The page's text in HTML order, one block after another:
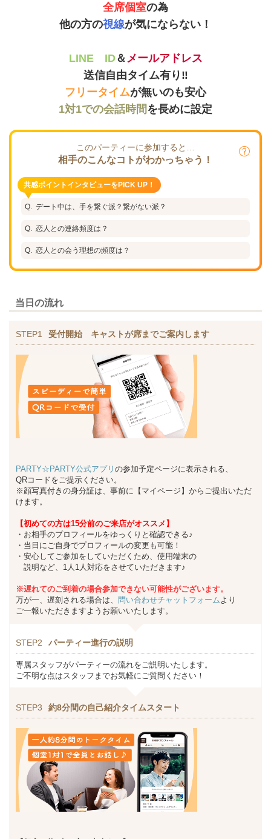
全席個室の為
他の方の視線が気にならない！
LINE ID＆ メールアドレス
送信自由タイム有り‼
フリータイムが無いのも安心
1対1での会話時間 を長めに設定
このパーティーに参加すると…
相手のこんなコトがわかっちゃう！
共感ポイントインタビューをPICK UP！
デート中は、手を繋ぐ派？繋がない派？
恋人との連絡頻度は？
恋人との会う理想の頻度は？
当日の流れ
STEP1 受付開始 キャストが席までご案内します
PARTY☆PARTY公式アプリ の参加予定ページに表示される、
QRコードをご提示ください。
※顔写真付きの身分証は、事前に【マイページ】からご提出いただ
けます。
【初めての方は15分前のご来店がオススメ】
・お相手のプロフィールをゆっくりと確認できる♪
・当日にご自身でプロフィールの変更も可能！
・安心してご参加をしていただくため、使用端末の
説明など、1人1人対応をさせていただきます♪
※遅れてのご到着の場合参加できない可能性がございます。
万が一、遅刻される場合は、 問い合わせチャットフォーム より
ご一報いただきますようお願いいたします。
STEP2 パーティー進行の説明
専属スタッフがパーティーの流れをご説明いたします。
ご不明な点はスタッフまでお気軽にご質問ください！
STEP3 約8分間の自己紹介タイムスタート